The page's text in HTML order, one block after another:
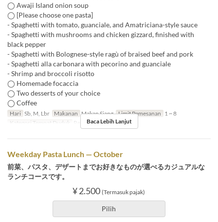
◯ Awaji Island onion soup
◯ [Please choose one pasta]
- Spaghetti with tomato, guanciale, and Amatriciana-style sauce
- Spaghetti with mushrooms and chicken gizzard, finished with
black pepper
- Spaghetti with Bolognese-style ragù of braised beef and pork
- Spaghetti alla carbonara with pecorino and guanciale
- Shrimp and broccoli risotto
◯ Homemade focaccia
◯ Two desserts of your choice
◯ Coffee
Hari Sb, M, Lbr Makanan Makan Siang Limit Pemesanan 1 ~ 8
Kategori Tempat Duduk
Restaurant
Baca Lebih Lanjut
Weekday Pasta Lunch — October
前菜、パスタ、デザートまでお好きなものが選べるカジュアルな
ランチコースです。
¥ 2.500 (Termasuk pajak)
Pilih